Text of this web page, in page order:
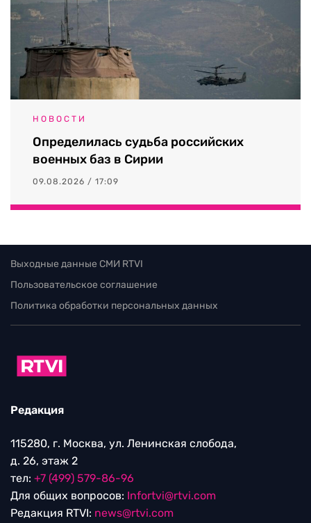
НОВОСТИ
Определилась судьба российских
военных баз в Сирии
09.08.2026 / 17:09
Выходные данные СМИ RTVI
Пользовательское соглашение
Политика обработки персональных данных
Редакция
115280, г. Москва, ул. Ленинская слобода,
д. 26, этаж 2
тел: +7 (499) 579-86-96
Для общих вопросов: Infortvi@rtvi.com
Редакция RTVI: news@rtvi.com